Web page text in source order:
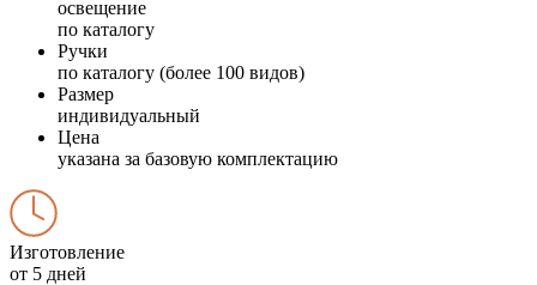
освещение
по каталогу
Ручки
по каталогу (более 100 видов)
Размер
индивидуальный
Цена
указана за базовую комплектацию
Изготовление
от 5 дней